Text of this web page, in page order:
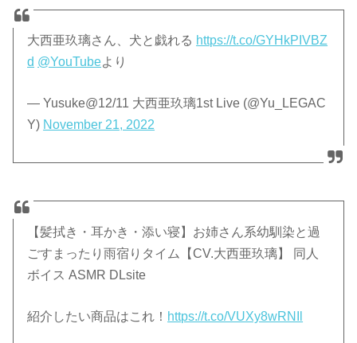
大西亜玖璃さん、犬と戯れる https://t.co/GYHkPIVBZ
d @YouTubeより
— Yusuke@12/11 大西亜玖璃1st Live (@Yu_LEGAC
Y) November 21, 2022
【髪拭き・耳かき・添い寝】お姉さん系幼馴染と過
ごすまったり雨宿りタイム【CV.大西亜玖璃】 同人
ボイス ASMR DLsite
紹介したい商品はこれ！ https://t.co/VUXy8wRNIl